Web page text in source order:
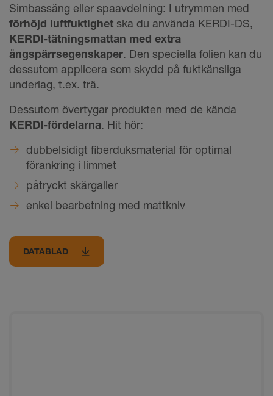
Simbassäng eller spaavdelning: I utrymmen med
förhöjd luftfuktighet ska du använda KERDI-DS,
KERDI-tätningsmattan med extra
ångspärrsegenskaper. Den speciella folien kan du
dessutom applicera som skydd på fuktkänsliga
underlag, t.ex. trä.
Dessutom övertygar produkten med de kända
KERDI-fördelarna. Hit hör:
dubbelsidigt fiberduksmaterial för optimal
förankring i limmet
påtryckt skärgaller
enkel bearbetning med mattkniv
DATABLAD